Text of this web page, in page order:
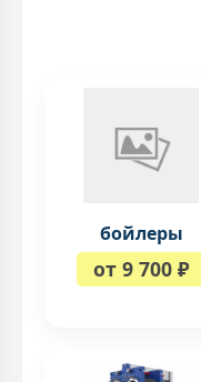
бойлеры
от 9 700 ₽